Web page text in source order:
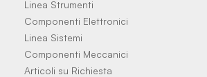
Linea Strumenti
Componenti Elettronici
Linea Sistemi
Componenti Meccanici
Articoli su Richiesta